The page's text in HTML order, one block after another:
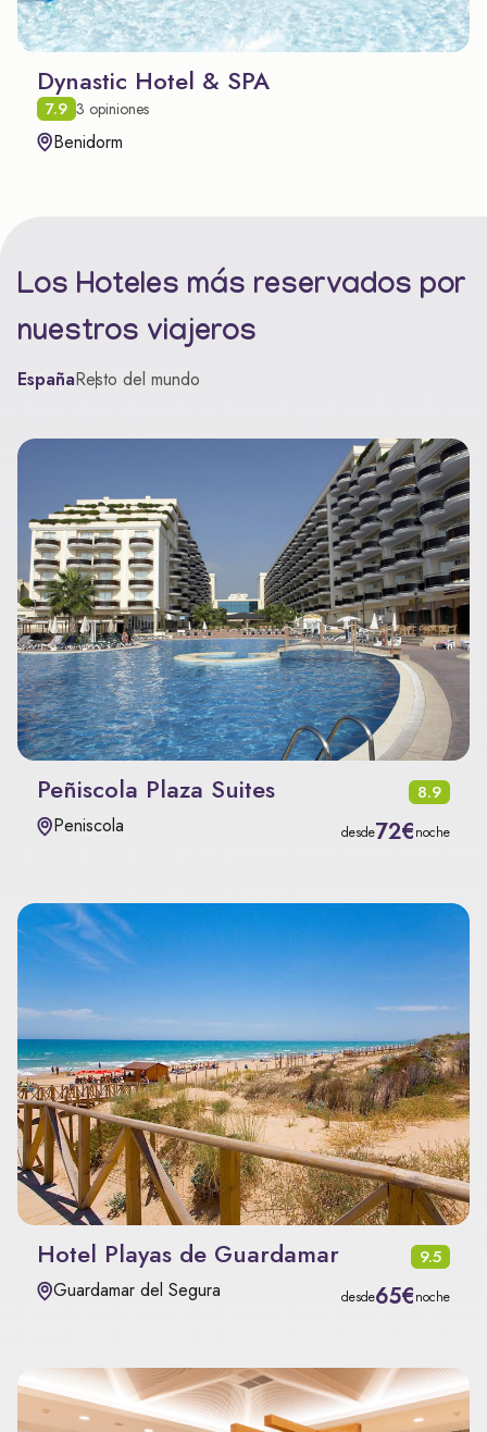
Dynastic Hotel & SPA
7.9 3 opiniones
Benidorm
Los Hoteles más reservados por
nuestros viajeros
EspañaResto del mundo
Peñiscola Plaza Suites 8.9
Peniscola desde72€noche
Hotel Playas de Guardamar 9.5
Guardamar del Segura desde65€noche